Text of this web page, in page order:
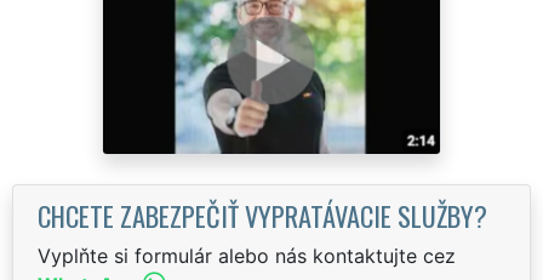
CHCETE ZABEZPEČIŤ VYPRATÁVACIE SLUŽBY?
Vyplňte si formulár alebo nás kontaktujte cez